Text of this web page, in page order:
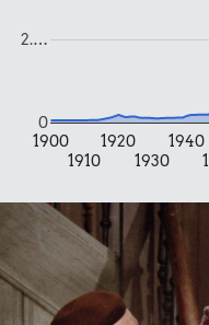
1,71 kr.
100 g
flæskesvær
1900
1910
1920
1930
1940
0
2.…